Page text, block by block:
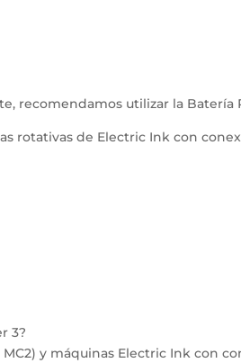
recomendamos utilizar la Batería
rotativas de Electric Ink con
3?
y máquinas Electric Ink con